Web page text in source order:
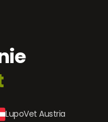
LupoVet Austria